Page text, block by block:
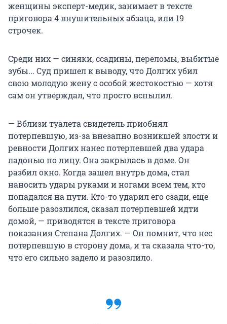
женщины эксперт-медик, занимает в тексте
приговора 4 внушительных абзаца, или 19
строчек.
Среди них — синяки, ссадины, переломы, выбитые
зубы... Суд пришел к выводу, что Долгих убил
свою молодую жену с особой жестокостью — хотя
сам он утверждал, что просто вспылил.
— Вблизи туалета свидетель приобнял
потерпевшую, из-за внезапно возникшей злости и
ревности Долгих нанес потерпевшей два удара
ладонью по лицу. Она закрылась в доме. Он
разбил окно. Когда зашел внутрь дома, стал
наносить удары руками и ногами всем тем, кто
попадался на пути. Кто-то ударил его сзади, еще
больше разозлился, сказал потерпевшей идти
домой, — приводятся в тексте приговора
показания Степана Долгих. — Он помнит, что нес
потерпевшую в сторону дома, и та сказала что-то,
что его сильно задело и разозлило.